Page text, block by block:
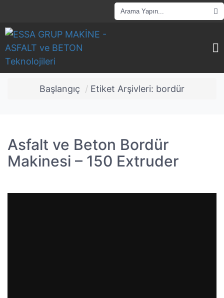
Başlangıç Etiket Arşivleri: bordür
Asfalt ve Beton Bordür
Makinesi – 150 Extruder